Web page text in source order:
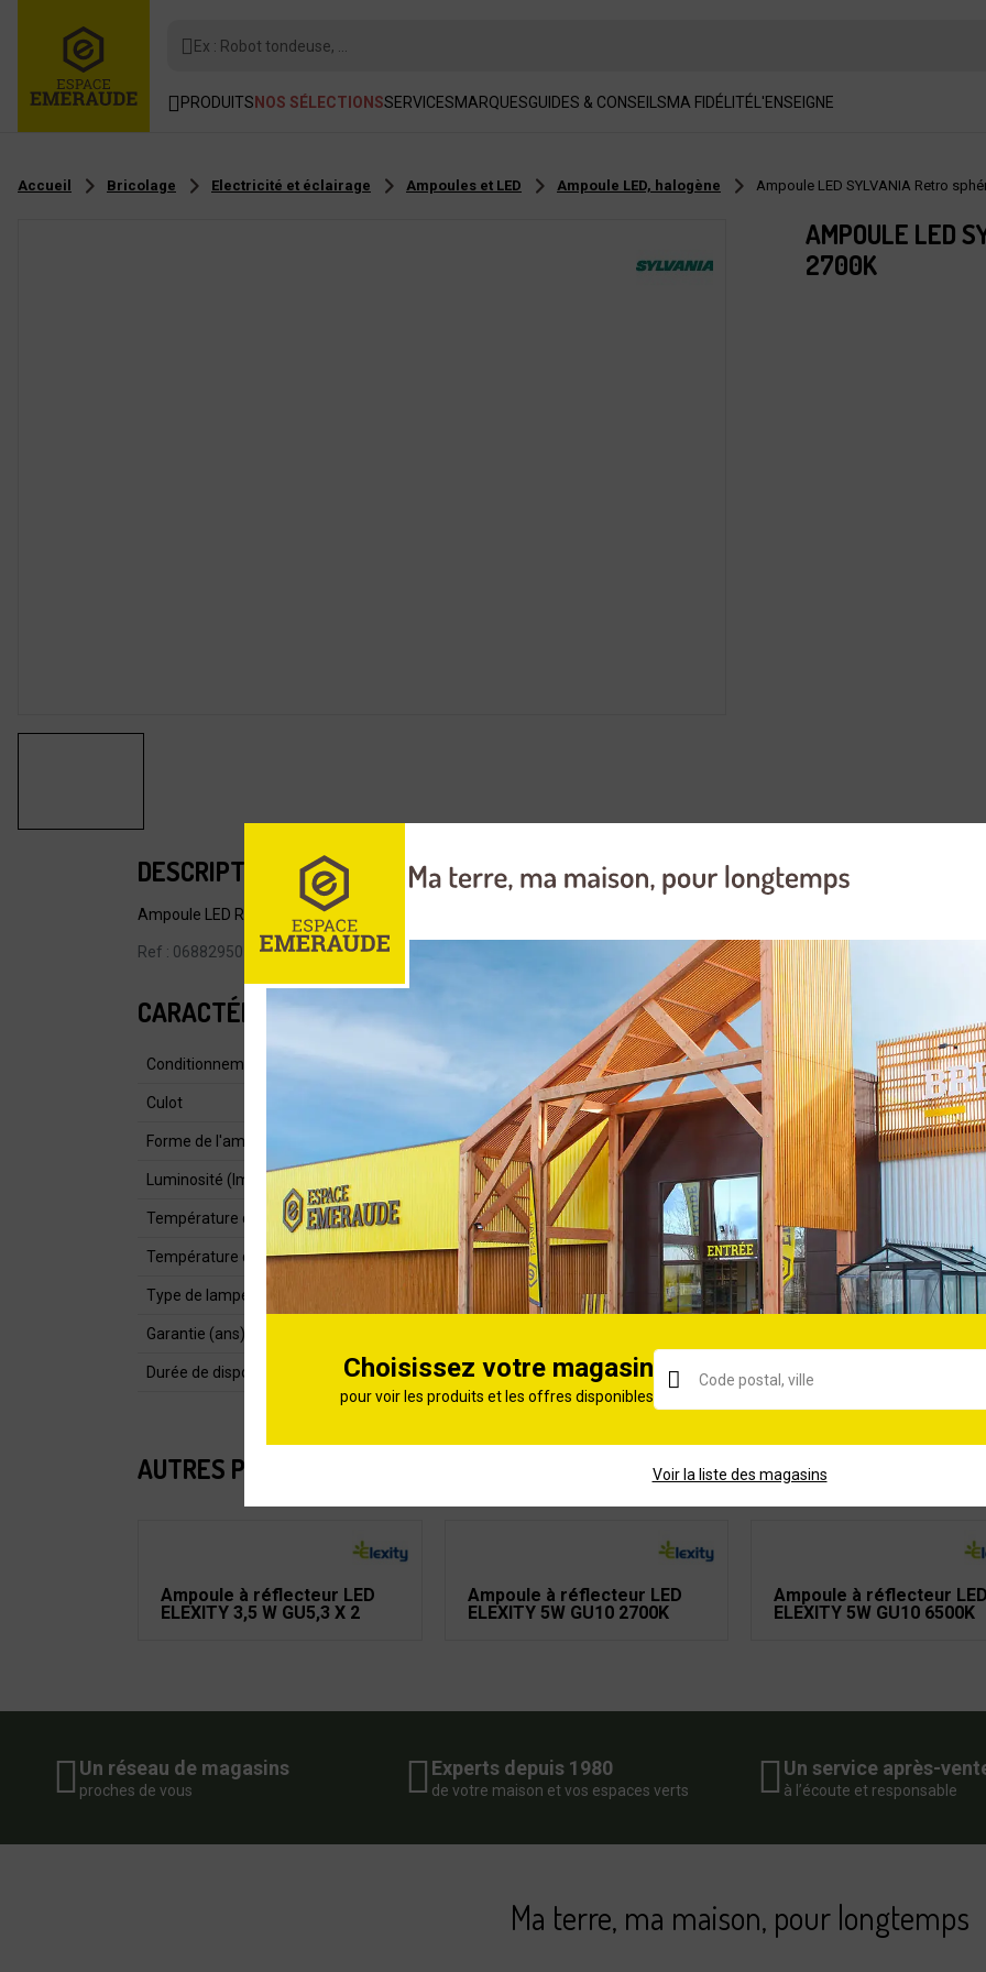
Ex : Robot tondeuse, ...
PRODUITS NOS SÉLECTIONSSERVICESMARQUESGUIDES & CONSEILSMA FIDÉLITÉL'ENSEIGNE
Accueil Bricolage Electricité et éclairage Ampoules et LED Ampoule LED, halogène Ampoule LED SYLVANIA Retro
AMPOULE LED
2700K
DESCRIPTION
Ampoule LED Retro de type sphérique pour douille B22, produisant un flux lumineux de 470 lumens, et une température de
Ref : 068829501
CARACTÉRISTIQUES
Conditionnement Par 1
Culot B22
Forme de l'ampoule Sphère
Luminosité (lm)
Température de couleur (K)
Température de lumière Blanc chaud
Type de lampe Led
Garantie (ans)
Durée de dispo pièces détachées
AUTRES PRODUITS DE LA CATÉGORIE
Ampoule à réflecteur LED
ELEXITY 3,5 W GU5,3 X 2
Ampoule à réflecteur LED
ELEXITY 5W GU10 2700K
Ampoule à réflecteur LED
ELEXITY 5W GU10 6500K
Un réseau de magasins
proches de vous
Experts depuis 1980
de votre maison et vos espaces verts
Un service après-
à l’écoute et responsable
Ma terre, ma maison, pour longtemps
Choisissez votre magasin
pour voir les produits et les offres disponibles
Voir la liste des magasins